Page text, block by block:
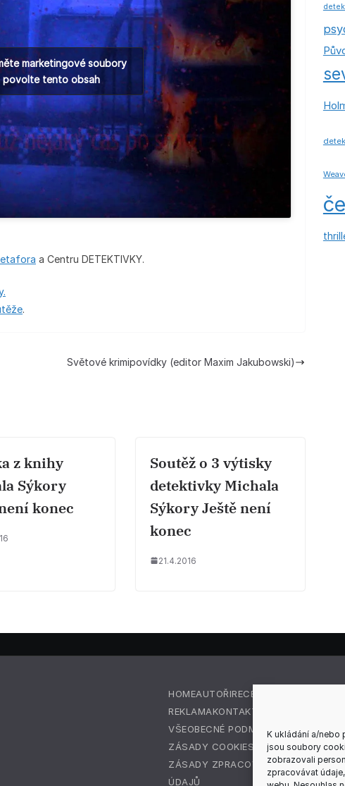
K ukládání a/nebo
jsou soubory
zobrazovali
zpracovávat
marketingové soubory
povolte tento obsah
a Centru DETEKTIVKY.
.
Světové krimipovídky (editor Maxim Jakubowski)
z knihy
Sýkory
konec
Soutěž o 3 výtisky
detektivky Michala
Sýkory Ještě není
konec
21.4.2016
HOMEAUTOŘIRECENZE
REKLAMAKONTAKT
VŠEOBECNÉ PODMÍNKY
ZÁSADY COOKIES (EU)
ZÁSADY ZPRACOVÁNÍ OSOBNÍCH
ÚDAJŮ